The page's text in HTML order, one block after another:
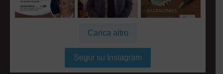
Carica altro
Segui su Instagram